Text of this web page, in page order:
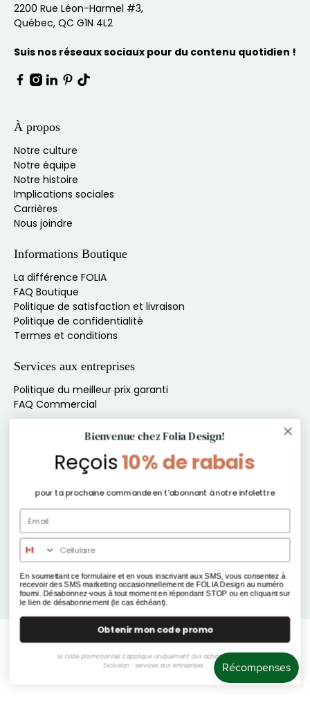
2200 Rue Léon-Harmel #3,
Québec, QC G1N 4L2
Suis nos réseaux sociaux pour du contenu quotidien !
À propos
Notre culture
Notre équipe
Notre histoire
Implications sociales
Carrières
Nous joindre
Informations Boutique
La différence FOLIA
FAQ Boutique
Politique de satisfaction et livraison
Politique de confidentialité
Termes et conditions
Services aux entreprises
Politique du meilleur prix garanti
FAQ Commercial
Inscris-toi à l'infolettre pour du contenu exclusif
Ne manque rien de nos offres, produits et autres
exclusivités !
E-mail*
S'inscrire
Folia Design
Bienvenue chez Folia Design!
Reçois10% de rabais
pour ta prochaine commande en t'abonnant à notre infolettre
En soumettant ce formulaire et en vous inscrivant aux SMS, vous consentez à
recevoir des SMS marketing occasionnellement de FOLIA Design au numéro
fourni. Désabonnez-vous à tout moment en répondant STOP ou en cliquant sur
le lien de désabonnement (le cas échéant).
Obtenir mon code promo
Le code promotionnel s'applique uniquement aux achats boutique.
Exclusion : services aux entreprises.